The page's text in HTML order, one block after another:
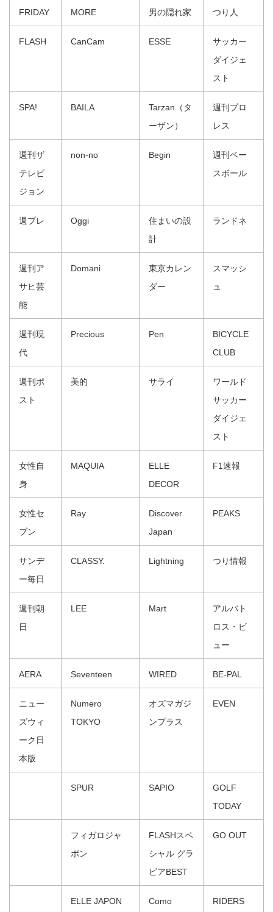
FRIDAY MORE 男の隠れ家 つり人
FLASH CanCam ESSE
サッカー
ダイジェ
スト
SPA! BAILA
Tarzan（タ
ーザン）
週刊プロ
レス
週刊ザ
テレビ
ジョン
non‐no Begin
週刊ベー
スボール
週プレ Oggi
住まいの設
計
ランドネ
週刊ア
サヒ芸
能
Domani
東京カレン
ダー
スマッシ
ュ
週刊現
代
Precious Pen
BICYCLE
CLUB
週刊ポ
スト
美的 サライ
ワールド
サッカー
ダイジェ
スト
女性自
身
MAQUIA
ELLE
DECOR
F1速報
女性セ
ブン
Ray
Discover
Japan
PEAKS
サンデ
ー毎日
CLASSY. Lightning つり情報
週刊朝
日
LEE Mart
アルバト
ロス・ビ
ュー
AERA Seventeen WIRED BE-PAL
ニュー
ズウィ
ーク日
本版
Numero
TOKYO
オズマガジ
ンプラス
EVEN
SPUR SAPIO
GOLF
TODAY
フィガロジャ
ポン
FLASHスペ
シャル グラ
ビアBEST
GO OUT
ELLE JAPON Como
RIDERS